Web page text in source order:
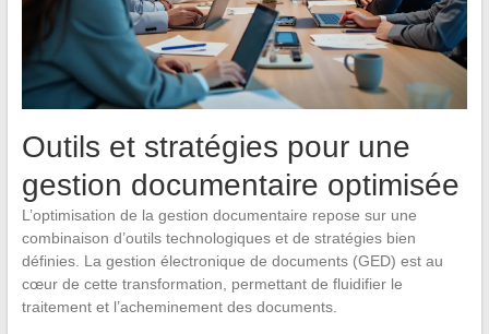
Outils et stratégies pour une
gestion documentaire optimisée
L’optimisation de la gestion documentaire repose sur une
combinaison d’outils technologiques et de stratégies bien
définies. La gestion électronique de documents (GED) est au
cœur de cette transformation, permettant de fluidifier le
traitement et l’acheminement des documents.